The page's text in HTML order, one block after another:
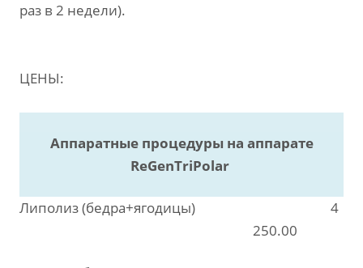
раз в 2 недели).
ЦЕНЫ:
Аппаратные процедуры на аппарате
ReGenTriPolar
Липолиз (бедра+ягодицы)
4
250.00